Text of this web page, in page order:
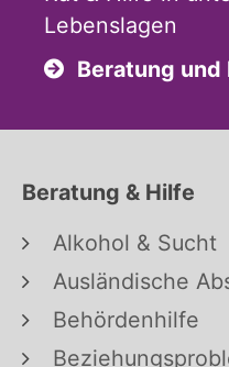
Lebenslagen
Beratung und
Beratung & Hilfe
Alkohol & Sucht
Ausländische
Behördenhilfe